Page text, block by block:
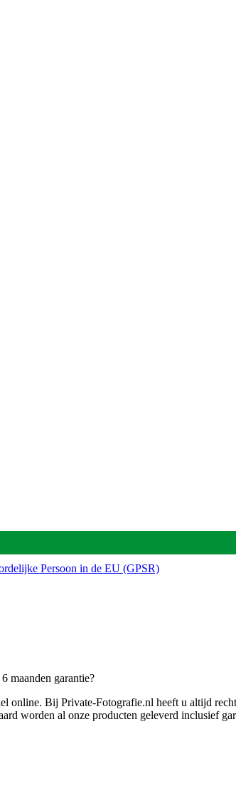
Persoon in de EU (GPSR)
maanden garantie?
online. Bij Private-Fotografie.nl heeft u altijd
worden al onze producten geleverd inclusief